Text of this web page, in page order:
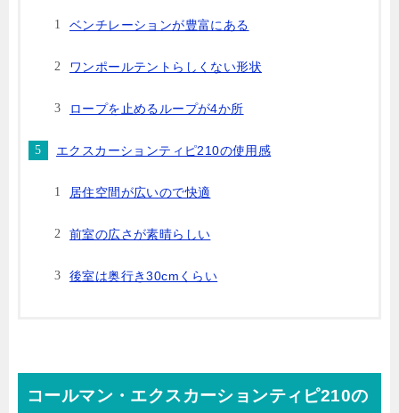
ベンチレーションが豊富にある
ワンポールテントらしくない形状
ロープを止めるループが4か所
エクスカーションティピ210の使用感
居住空間が広いので快適
前室の広さが素晴らしい
後室は奥行き30cmくらい
コールマン・エクスカーションティピ210の